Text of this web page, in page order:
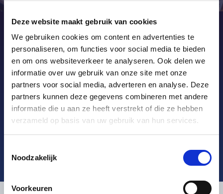
Deze website maakt gebruik van cookies
We gebruiken cookies om content en advertenties te
personaliseren, om functies voor social media te bieden
en om ons websiteverkeer te analyseren. Ook delen we
informatie over uw gebruik van onze site met onze
partners voor social media, adverteren en analyse. Deze
partners kunnen deze gegevens combineren met andere
informatie die u aan ze heeft verstrekt of die ze hebben
verzameld op basis van uw gebruik van hun services.
Noodzakelijk
Voorkeuren
Želite izvedeti več? Stopite v
stik
Želite več informacij o naših popolnih sistemih
POS, ki ustrezajo vašim potrebam? Obrnite se na
naše strokovnjake. Z veseljem se bomo pogovorili
o neskončnih možnostih.